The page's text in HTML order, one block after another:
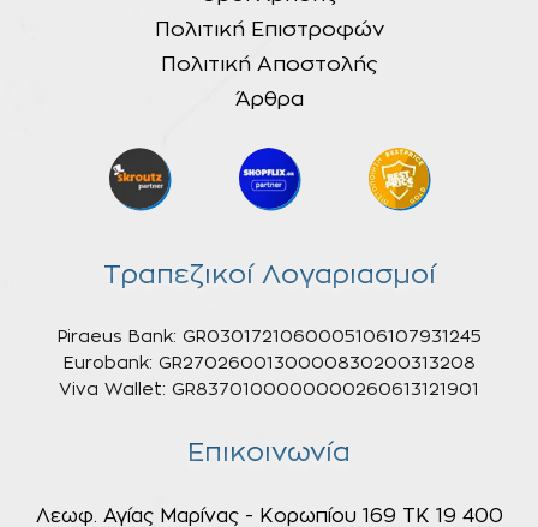
Πολιτική Επιστροφών
Πολιτική Αποστολής
Άρθρα
Τραπεζικοί Λογαριασμοί
Piraeus Bank: GR0301721060005106107931245
Eurobank: GR2702600130000830200313208
Viva Wallet: GR8370100000000260613121901
Επικοινωνία
Λεωφ. Αγίας Μαρίνας - Κορωπίου 169 ΤΚ 19 400